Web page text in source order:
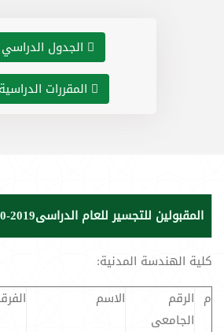
الجدول الدراسي
المقررات الدراسية
المقبولين للتجسير للعام الدراسى2019-2020
كلية الهندسة المدنية:
م الرقم
الجامعى
الاسم